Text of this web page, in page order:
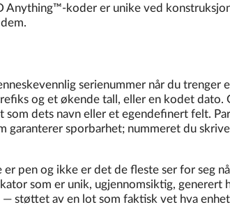
Anything™-koder er unike ved
serienummer når du trenger
og et økende tall, eller en kodet dato.
dets navn eller et egendefinert felt.
sporbarhet; nummeret du
pen og ikke er det de fleste ser for seg
som er unik, ugjennomsiktig, generert
støttet av en lot som faktisk vet hva